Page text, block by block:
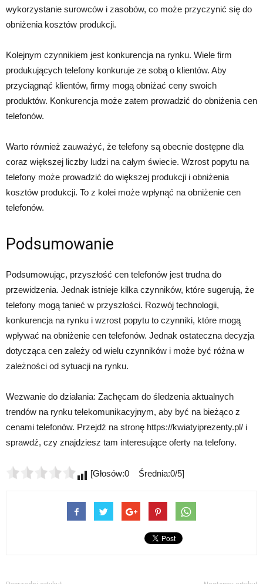
wykorzystanie surowców i zasobów, co może przyczynić się do
obniżenia kosztów produkcji.
Kolejnym czynnikiem jest konkurencja na rynku. Wiele firm
produkujących telefony konkuruje ze sobą o klientów. Aby
przyciągnąć klientów, firmy mogą obniżać ceny swoich
produktów. Konkurencja może zatem prowadzić do obniżenia cen
telefonów.
Warto również zauważyć, że telefony są obecnie dostępne dla
coraz większej liczby ludzi na całym świecie. Wzrost popytu na
telefony może prowadzić do większej produkcji i obniżenia
kosztów produkcji. To z kolei może wpłynąć na obniżenie cen
telefonów.
Podsumowanie
Podsumowując, przyszłość cen telefonów jest trudna do
przewidzenia. Jednak istnieje kilka czynników, które sugerują, że
telefony mogą tanieć w przyszłości. Rozwój technologii,
konkurencja na rynku i wzrost popytu to czynniki, które mogą
wpływać na obniżenie cen telefonów. Jednak ostateczna decyzja
dotycząca cen zależy od wielu czynników i może być różna w
zależności od sytuacji na rynku.
Wezwanie do działania: Zachęcam do śledzenia aktualnych
trendów na rynku telekomunikacyjnym, aby być na bieżąco z
cenami telefonów. Przejdź na stronę https://kwiatyiprezenty.pl/ i
sprawdź, czy znajdziesz tam interesujące oferty na telefony.
[Głosów:0 Średnia:0/5]